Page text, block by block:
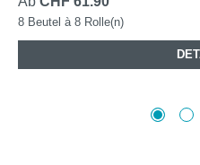
8 Beutel à 8 Rolle(n)